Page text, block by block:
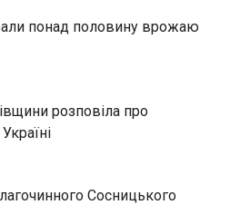
понад половину врожаю
розповіла про
Сосницького